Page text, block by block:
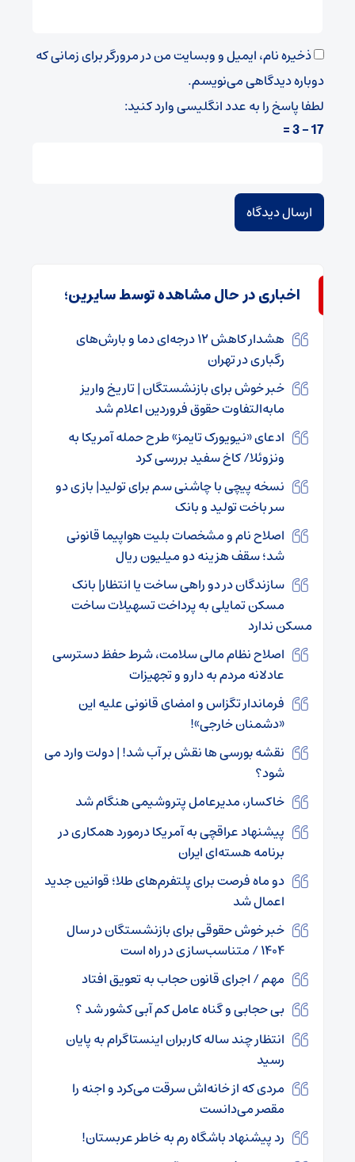
ذخیره نام، ایمیل و وبسایت من در مرورگر برای زمانی که
دوباره دیدگاهی می‌نویسم.
لطفا پاسخ را به عدد انگلیسی وارد کنید:
17 − 3 =
اخباری در حال مشاهده توسط سایرین؛
هشدار کاهش ۱۲ درجه‌ای دما و بارش‌های
رگباری در تهران
خبر خوش برای بازنشستگان | تاریخ واریز
مابه‌التفاوت حقوق فروردین اعلام شد
ادعای «نیویورک تایمز» طرح حمله آمریکا به
ونزوئلا/ کاخ سفید بررسی کرد
نسخه‌ پیچی با چاشنی سم برای تولید| بازی دو
سر باخت تولید و بانک
اصلاح نام و مشخصات بلیت هواپیما قانونی
شد؛ سقف هزینه دو میلیون ریال
سازندگان در دو راهی ساخت یا انتظار| بانک
مسکن تمایلی به پرداخت تسهیلات ساخت
مسکن ندارد
اصلاح نظام مالی سلامت، شرط حفظ دسترسی
عادلانه مردم به دارو و تجهیزات
فرماندار تگزاس و امضای قانونی علیه این
«دشمنان خارجی»!
نقشه بورسی ها نقش بر آب شد! | دولت وارد می
شود؟
خاکسار، مدیرعامل پتروشیمی هنگام شد
پیشنهاد عراقچی به آمریکا درمورد همکاری در
برنامه هسته‌ای ایران
دو ماه فرصت برای پلتفرم‌های طلا؛ قوانین جدید
اعمال شد
خبر خوش حقوقی برای بازنشستگان در سال
۱۴۰۴ / متناسب‌سازی در راه است
مهم / اجرای قانون حجاب به تعویق افتاد
بی حجابی و گناه عامل کم آبی کشور شد ؟
انتظار چند ساله کاربران اینستاگرام به پایان
رسید
مردی که از خانه‌اش سرقت می‌کرد و اجنه را
مقصر می‌دانست
رد پیشنهاد باشگاه رم به خاطر عربستان!